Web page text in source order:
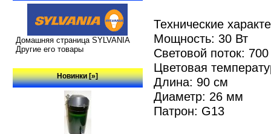
Домашняя страница SYLVANIA
Другие его товары
Новинки [»]
Технические
Мощность: 30 Вт
Световой поток:
Цветовая
Длина: 90 см
Диаметр: 26 мм
Патрон: G13